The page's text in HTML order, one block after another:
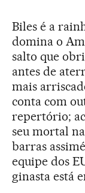
Biles é a
domina o
salto que
antes de
mais
conta com
repertório;
seu mortal
barras
equipe dos
ginasta está